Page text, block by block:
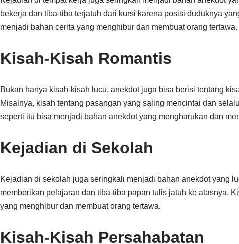
bekerja dan tiba-tiba terjatuh dari kursi karena posisi duduknya
menjadi bahan cerita yang menghibur dan membuat orang tertawa.
Kisah-Kisah Romantis
Bukan hanya kisah-kisah lucu, anekdot juga bisa berisi tentang
Misalnya, kisah tentang pasangan yang saling mencintai dan
seperti itu bisa menjadi bahan anekdot yang mengharukan dan
Kejadian di Sekolah
Kejadian di sekolah juga seringkali menjadi bahan anekdot yang
memberikan pelajaran dan tiba-tiba papan tulis jatuh ke atasnya.
yang menghibur dan membuat orang tertawa.
Kisah-Kisah Persahabatan